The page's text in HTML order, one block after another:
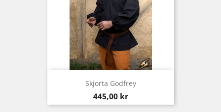
Skjorta Godfrey
Pris
445,00 kr